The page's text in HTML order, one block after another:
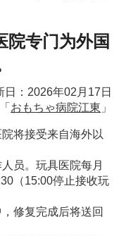
专门为外国
：2026年02月17日
おもちゃ病院江東 」
将接受来自海外以
员。玩具医院每月
（15:00停止接收玩
修复完成后将送回